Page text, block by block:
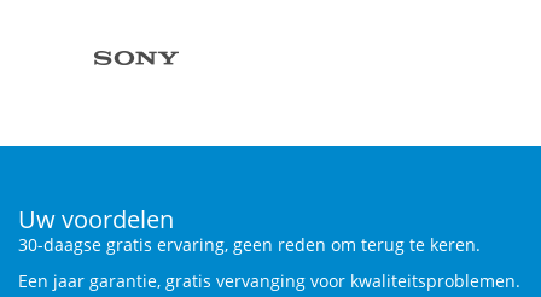
Uw voordelen
30-daagse gratis ervaring, geen reden om terug te keren.
Een jaar garantie, gratis vervanging voor kwaliteitsproblemen.